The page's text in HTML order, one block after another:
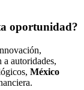
oportunidad?
autoridades,
México